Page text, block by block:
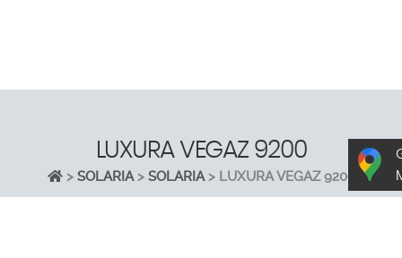
LUXURA VEGAZ 9200
> SOLARIA> SOLARIA> LUXURA VEGAZ 9200